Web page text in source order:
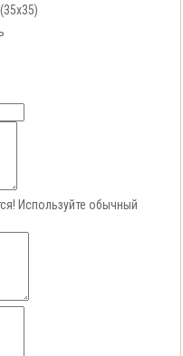
Используйте обычный